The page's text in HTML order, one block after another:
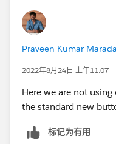
Praveen Kumar
2022年8月24日 上午11:07
Here we are not
the standard new
标记为有用